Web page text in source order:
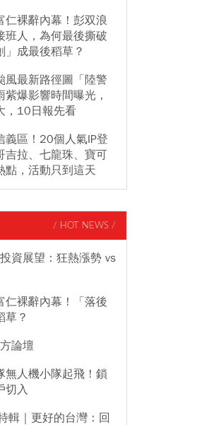
仁裸辭內幕！彭双浪
班人，為何最後撕破
」成最後稻草？
風最新路徑圖「陸警
爆影響時間曝光，
，10日報先看
義區！20個人氣IP登
吉拉、七龍珠、寶可
，活動只到這天
/ HOT NEWS /
資展望：狂熱漲勢 vs
仁裸辭內幕！「落後
草？
論壇
無人機小隊起飛！鎖
切入
輯｜更好的台灣：回